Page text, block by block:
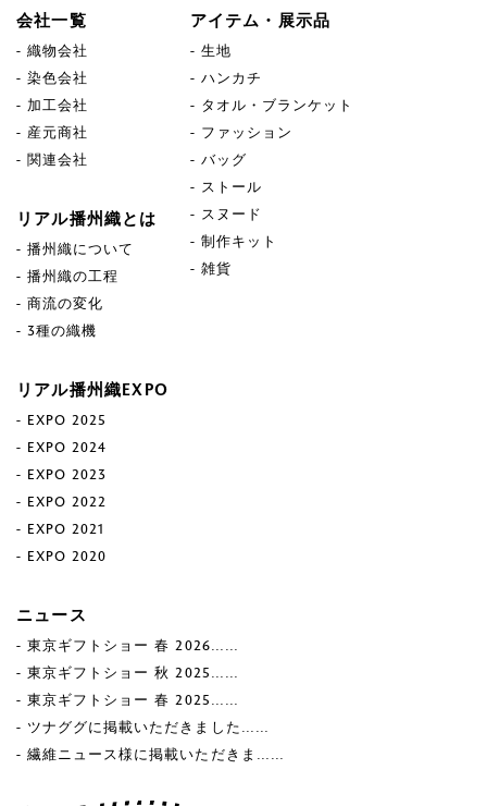
会社一覧
織物会社
染色会社
加工会社
産元商社
関連会社
リアル播州織とは
播州織について
播州織の工程
商流の変化
3種の織機
アイテム・展示品
生地
ハンカチ
タオル・ブランケット
ファッション
バッグ
ストール
スヌード
制作キット
雑貨
リアル播州織EXPO
EXPO 2025
EXPO 2024
EXPO 2023
EXPO 2022
EXPO 2021
EXPO 2020
ニュース
東京ギフトショー 春 2026……
東京ギフトショー 秋 2025……
東京ギフトショー 春 2025……
ツナググに掲載いただきました……
繊維ニュース様に掲載いただきま……